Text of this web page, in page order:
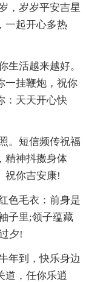
，岁岁平安吉星
一起开心多热
生活越来越好。
一挂鞭炮，祝你
：天天开心快
。短信频传祝福
精神抖擞身体
祝你吉安康!
色毛衣：前身是
子里;领子蕴藏
夕!
年到，快乐身边
道，任你乐逍